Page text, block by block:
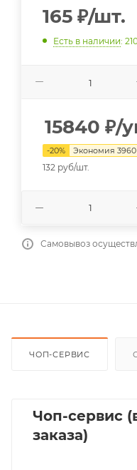
165 ₽/шт.
Есть в наличии:
15840 ₽/
-20% Экономия 3960
132 руб/шт.
Самовывоз
ЧОП-СЕРВИС
Чоп-сервис
заказа)